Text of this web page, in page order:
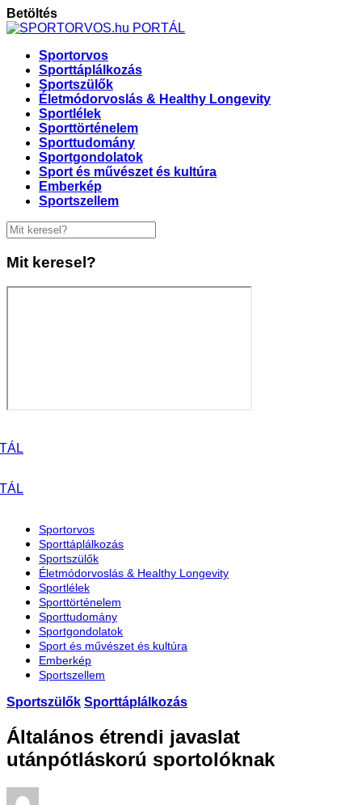
Betöltés
Sportorvos
Sporttáplálkozás
Sportszülők
Életmódorvoslás & Healthy Longevity
Sportlélek
Sporttörténelem
Sporttudomány
Sportgondolatok
Sport és művészet és kultúra
Emberkép
Sportszellem
Mit keresel?
Sportorvos
Sporttáplálkozás
Sportszülők
Életmódorvoslás & Healthy Longevity
Sportlélek
Sporttörténelem
Sporttudomány
Sportgondolatok
Sport és művészet és kultúra
Emberkép
Sportszellem
Sportszülők Sporttáplálkozás
Általános étrendi javaslat
utánpótláskorú sportolóknak